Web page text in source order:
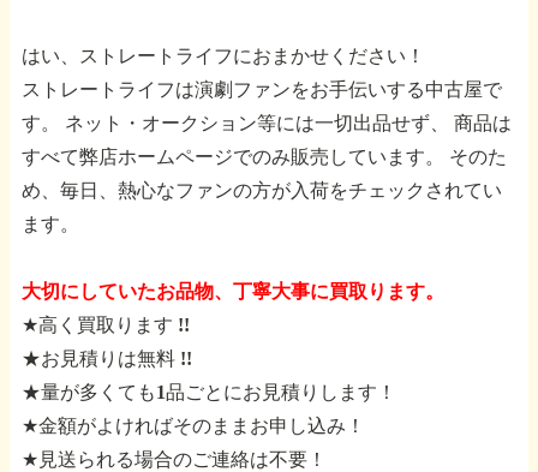
はい、ストレートライフにおまかせください！
ストレートライフは演劇ファンをお手伝いする中古屋で
す。
ネット・オークション等には一切出品せず、
商品は
すべて弊店ホームページでのみ販売しています。
そのた
め、毎日、熱心なファンの方が入荷をチェックされてい
ます。
大切にしていたお品物、丁寧大事に買取ります。
★高く買取ります !!
★お見積りは無料 !!
★量が多くても1品ごとにお見積りします！
★金額がよければそのままお申し込み！
★見送られる場合のご連絡は不要！